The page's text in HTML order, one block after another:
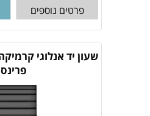
פרטים נוספים
פרינס